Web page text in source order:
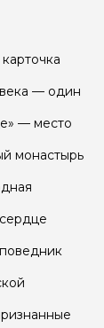
— один
— место
монастырь
их